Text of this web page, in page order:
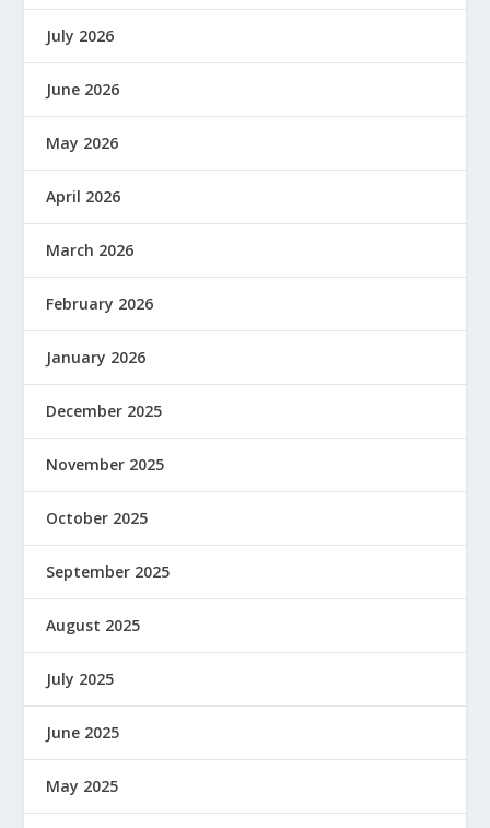
July 2026
June 2026
May 2026
April 2026
March 2026
February 2026
January 2026
December 2025
November 2025
October 2025
September 2025
August 2025
July 2025
June 2025
May 2025